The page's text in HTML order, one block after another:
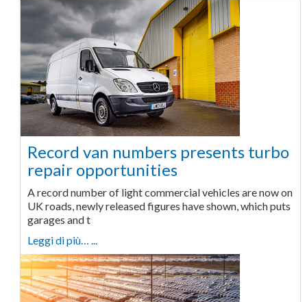
Record van numbers presents turbo
repair opportunities
A record number of light commercial vehicles are now on
UK roads, newly released figures have shown, which puts
garages and t
Leggi di più… ...